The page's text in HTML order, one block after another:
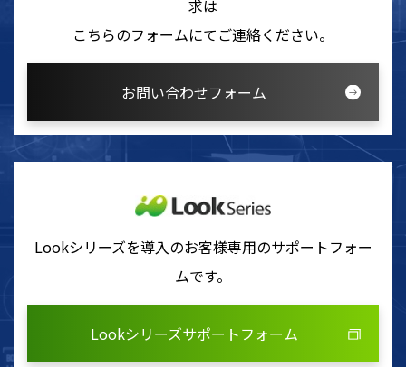
求は
こちらのフォームにてご連絡ください。
お問い合わせフォーム
Lookシリーズを導入のお客様専用のサポートフォー
ムです。
Lookシリーズサポートフォーム